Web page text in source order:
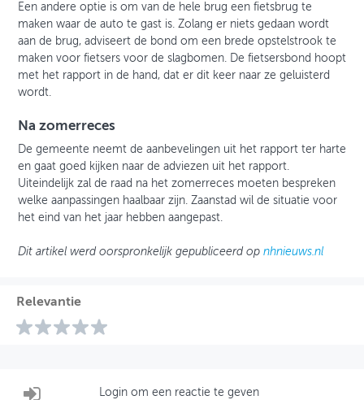
Een andere optie is om van de hele brug een fietsbrug te
maken waar de auto te gast is. Zolang er niets gedaan wordt
aan de brug, adviseert de bond om een brede opstelstrook te
maken voor fietsers voor de slagbomen. De fietsersbond hoopt
met het rapport in de hand, dat er dit keer naar ze geluisterd
wordt.
Na zomerreces
De gemeente neemt de aanbevelingen uit het rapport ter harte
en gaat goed kijken naar de adviezen uit het rapport.
Uiteindelijk zal de raad na het zomerreces moeten bespreken
welke aanpassingen haalbaar zijn. Zaanstad wil de situatie voor
het eind van het jaar hebben aangepast.
Dit artikel werd oorspronkelijk gepubliceerd op nhnieuws.nl
Relevantie
Login om een reactie te geven